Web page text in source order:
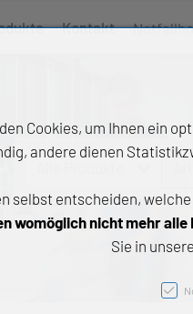
Kontakt
Alle Produkte
Wälz- und
Antriebstechnik
Cookies, um Ihnen ein
andere dienen
selbst entscheiden,
womöglich nicht mehr
Sie in